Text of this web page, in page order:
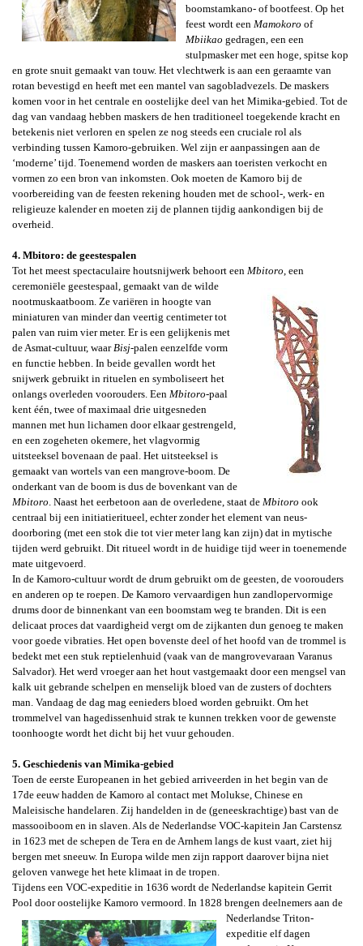
boomstamkano- of bootfeest. Op het
feest wordt een Mamokoro of
Mbiikao gedragen, een een
stulpmasker met een hoge, spitse kop
en grote snuit gemaakt van touw. Het vlechtwerk is aan een geraamte van
rotan bevestigd en heeft met een mantel van sagobladvezels. De maskers
komen voor in het centrale en oostelijke deel van het Mimika-gebied. Tot de
dag van vandaag hebben maskers de hen traditioneel toegekende kracht en
betekenis niet verloren en spelen ze nog steeds een cruciale rol als
verbinding tussen Kamoro-gebruiken. Wel zijn er aanpassingen aan de
‘moderne’ tijd. Toenemend worden de maskers aan toeristen verkocht en
vormen zo een bron van inkomsten. Ook moeten de Kamoro bij de
voorbereiding van de feesten rekening houden met de school-, werk- en
religieuze kalender en moeten zij de plannen tijdig aankondigen bij de
overheid.
4. Mbitoro: de geestespalen
Tot het meest spectaculaire houtsnijwerk behoort een Mbitoro , een
ceremoniële geestespaal, gemaakt van de wilde
nootmuskaatboom. Ze variëren in hoogte van
miniaturen van minder dan veertig centimeter tot
palen van ruim vier meter. Er is een gelijkenis met
de Asmat-cultuur, waar Bisj-palen eenzelfde vorm
en functie hebben. In beide gevallen wordt het
snijwerk gebruikt in rituelen en symboliseert het
onlangs overleden voorouders. Een Mbitoro-paal
kent één, twee of maximaal drie uitgesneden
mannen met hun lichamen door elkaar gestrengeld,
en een zogeheten okemere , het vlagvormig
uitsteeksel bovenaan de paal. Het uitsteeksel is
gemaakt van wortels van een mangrove-boom. De
onderkant van de boom is dus de bovenkant van de
Mbitoro . Naast het eerbetoon aan de overledene, staat de Mbitoro ook
centraal bij een initiatieritueel, echter zonder het element van neus-
doorboring (met een stok die tot vier meter lang kan zijn) dat in mytische
tijden werd gebruikt. Dit ritueel wordt in de huidige tijd weer in toenemende
mate uitgevoerd
In de Kamoro-cultuur wordt de drum gebruikt om de geesten, de voorouders
en anderen op te roepen. De Kamoro vervaardigen hun zandlopervormige
drums door de binnenkant van een boomstam weg te branden. Dit is een
delicaat proces dat vaardigheid vergt om de zijkanten dun genoeg te maken
voor goede vibraties. Het open bovenste deel of het hoofd van de trommel is
bedekt met een stuk reptielenhuid (vaak van de mangrovevaraan Varanus
Salvador). Het werd vroeger aan het hout vastgemaakt door een mengsel van
kalk uit gebrande schelpen en menselijk bloed van de zusters of dochters
man. Vandaag de dag mag eenieders bloed worden gebruikt. Om het
trommelvel van hagedissenhuid strak te kunnen trekken voor de gewenste
toonhoogte wordt het dicht bij het vuur gehouden.
5. Geschiedenis van Mimika-gebied
Toen de eerste Europeanen in het gebied arriveerden in het begin van de
17de eeuw hadden de Kamoro al contact met Molukse, Chinese en
Maleisische handelaren. Zij handelden in de (geneeskrachtige) bast van de
massooiboom en in slaven. Als de Nederlandse VOC-kapitein Jan Carstensz
in 1623 met de schepen de Tera en de Arnhem langs de kust vaart, ziet hij
bergen met sneeuw. In Europa wilde men zijn rapport daarover bijna niet
geloven vanwege het hete klimaat in de tropen.
Tijdens een VOC-expeditie in 1636 wordt de Nederlandse kapitein Gerrit
Pool door oostelijke Kamoro vermoord. In 1828 brengen deelnemers aan de
Nederlandse Triton-
expeditie elf dagen